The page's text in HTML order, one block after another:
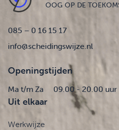
OOG OP DE
085 – 0 16 15 17
info@scheidingswijze.nl
Openingstijden
Ma t/m Za 09.00 - 20.00 uur
Uit elkaar
Werkwijze